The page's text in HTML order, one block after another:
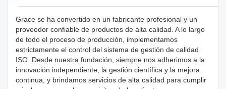
Grace se ha convertido en un fabricante profesional y un
proveedor confiable de productos de alta calidad. A lo largo
de todo el proceso de producción, implementamos
estrictamente el control del sistema de gestión de calidad
ISO. Desde nuestra fundación, siempre nos adherimos a la
innovación independiente, la gestión científica y la mejora
continua, y brindamos servicios de alta calidad para cumplir